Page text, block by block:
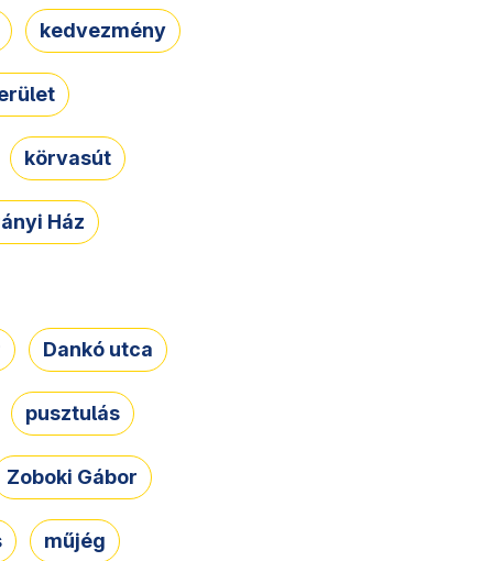
kedvezmény
körvasút
Ház
Dankó utca
pusztulás
Zoboki Gábor
műjég